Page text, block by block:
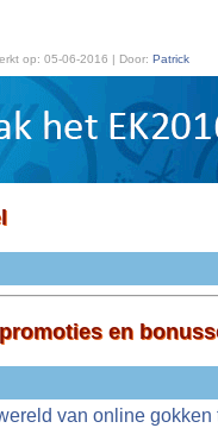
op: 05-06-2016 | Door: Patrick
en
van online